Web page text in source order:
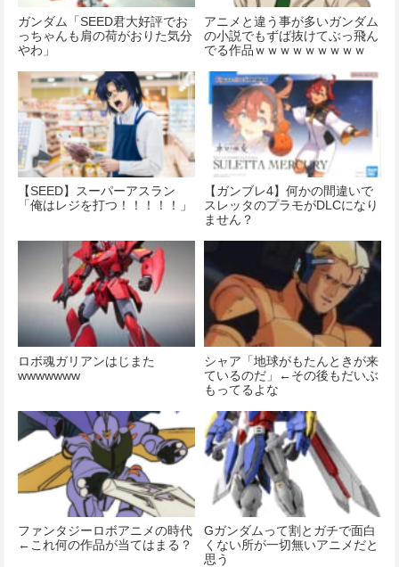
ガンダム「SEED君大好評でお
っちゃんも肩の荷がおりた気分
やわ」
アニメと違う事が多いガンダム
の小説でもずば抜けてぶっ飛ん
でる作品ｗｗｗｗｗｗｗｗｗ
【SEED】スーパーアスラン
「俺はレジを打つ！！！！！」
【ガンブレ4】何かの間違いで
スレッタのプラモがDLCになり
ません？
ロボ魂ガリアンはじまた
wwwwwww
シャア「地球がもたんときが来
ているのだ」←その後もだいぶ
もってるよな
ファンタジーロボアニメの時代
←これ何の作品が当てはまる？
Gガンダムって割とガチで面白
くない所が一切無いアニメだと
思う